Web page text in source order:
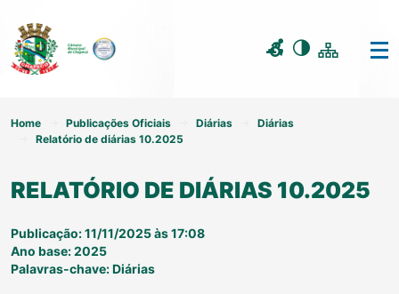
Home Publicações Oficiais Diárias
Diárias
Relatório de diárias 10.2025
RELATÓRIO DE DIÁRIAS 10.2025
Publicação: 11/11/2025 às 17:08
Ano base: 2025
Palavras-chave: Diárias